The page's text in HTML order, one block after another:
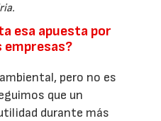
esa apuesta por
empresas?
pero no es
que un
durante más